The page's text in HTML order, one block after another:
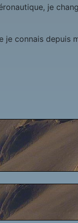
je
je connais depuis